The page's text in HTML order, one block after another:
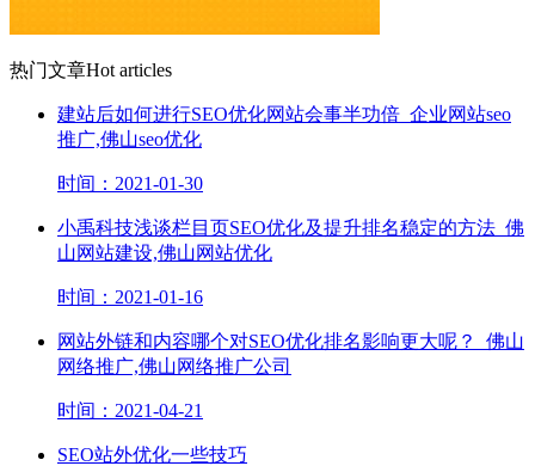
热门文章Hot articles
建站后如何进行SEO优化网站会事半功倍_企业网站seo
推广,佛山seo优化
时间：2021-01-30
小禹科技浅谈栏目页SEO优化及提升排名稳定的方法_佛
山网站建设,佛山网站优化
时间：2021-01-16
网站外链和内容哪个对SEO优化排名影响更大呢？_佛山
网络推广,佛山网络推广公司
时间：2021-04-21
SEO站外优化一些技巧